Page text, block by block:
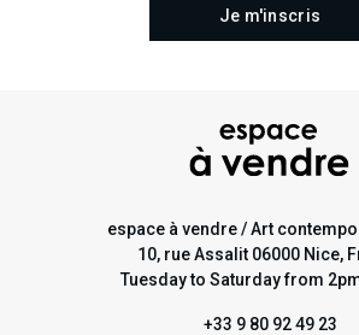
espace à vendre / Art
10, rue Assalit 06000 Nice,
Tuesday to Saturday from
+33 9 80 92 49 23